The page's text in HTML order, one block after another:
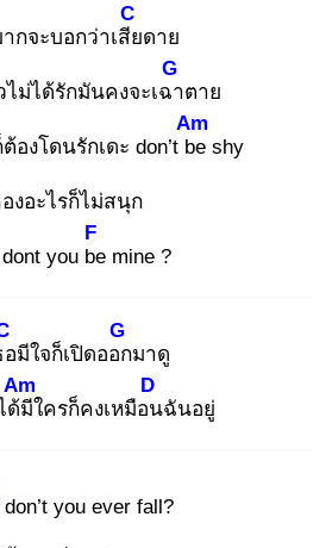
กจะบอกว่าเสีย
C
ดาย
ม่ได้รักมันคงจะเฉา
G
ตาย
งโดนรักเดะ don’t be
Am
shy
งอะไรก็ไม่สนุก
you be
F
mine ?
อมีใจก็เปิดออก
G
มาดู
ด้มี
Am
ใครก็คงเหมือน
D
ฉันอยู่
you ever fall?